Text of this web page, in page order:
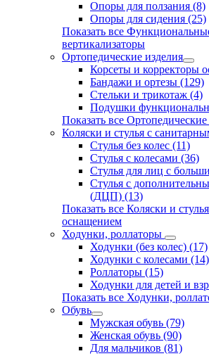
Опоры для ползания (8)
Опоры для сидения (25)
Показать все
вертикализаторы
Ортопедические изделия
Корсеты и корректоры
Бандажи и ортезы (129)
Стельки и трикотаж (4)
Подушки
Показать все Ортопедические
Коляски и стулья с
Стулья без колес (11)
Стулья с колесами (36)
Стулья для лиц с
Стулья с
(ДЦП) (13)
Показать все Коляски и
оснащением
Ходунки, роллаторы
Ходунки (без колес) (17)
Ходунки с колесами (14)
Роллаторы (15)
Ходунки для детей и
Показать все Ходунки,
Обувь
Мужская обувь (79)
Женская обувь (90)
Для мальчиков (81)